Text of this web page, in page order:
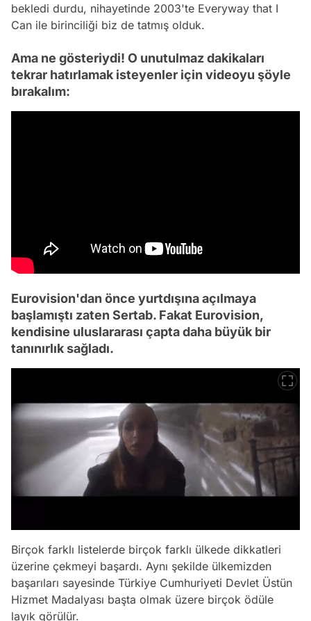
bekledi durdu, nihayetinde 2003'te Everyway that I
Can ile birinciliği biz de tatmış olduk.
Ama ne gösteriydi! O unutulmaz dakikaları
tekrar hatırlamak isteyenler için videoyu şöyle
bırakalım:
Eurovision'dan önce yurtdışına açılmaya
başlamıştı zaten Sertab. Fakat Eurovision,
kendisine uluslararası çapta daha büyük bir
tanınırlık sağladı.
Birçok farklı listelerde birçok farklı ülkede dikkatleri
üzerine çekmeyi başardı. Aynı şekilde ülkemizden
başarıları sayesinde Türkiye Cumhuriyeti Devlet Üstün
Hizmet Madalyası başta olmak üzere birçok ödüle
layık görülür.